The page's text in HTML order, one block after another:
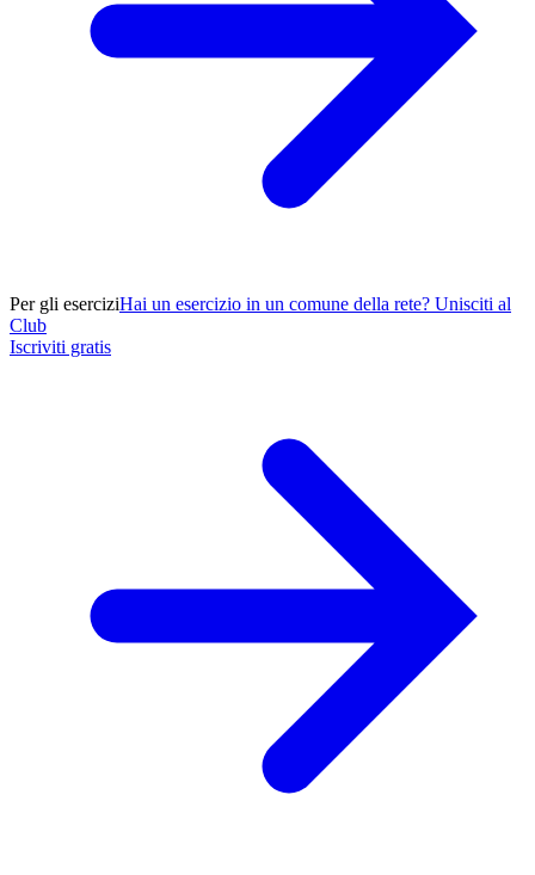
Per gli eserciziHai un esercizio in un comune della rete? Unisciti al
Club
Iscriviti gratis